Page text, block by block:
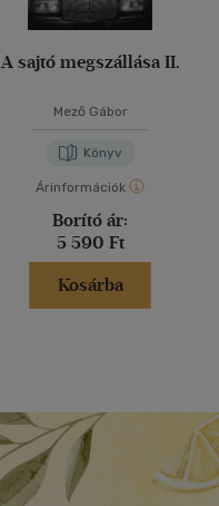
A sajtó megszállása II.
Mező Gábor
Könyv
Árinformációk
Borító ár:
5 590 Ft
Kosárba